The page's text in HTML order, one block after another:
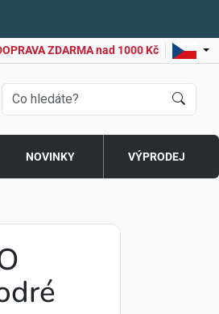
ZDARMA nad 1000 Kč
NOVINKY VÝPRODEJ